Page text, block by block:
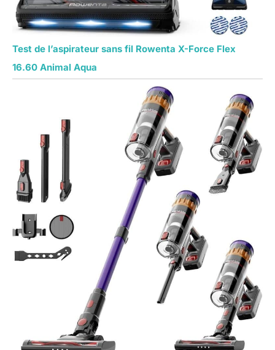
Test de l’aspirateur sans fil Rowenta X-Force Flex
16.60 Animal Aqua